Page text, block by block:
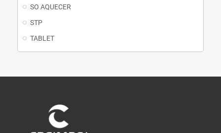
SO AQUECER
STP
TABLET